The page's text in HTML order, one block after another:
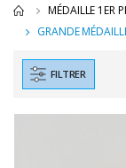
MÉDAILLE 1ER
GRANDE
FILTRER